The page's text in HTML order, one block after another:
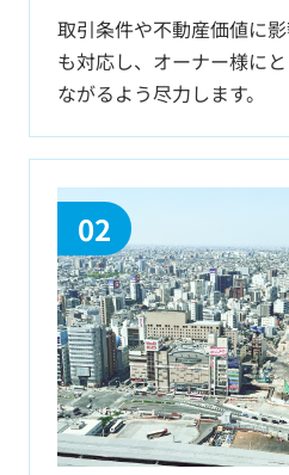
取引条件や不動産価値に
も対応し、オーナー様に
ながるよう尽力します。
02